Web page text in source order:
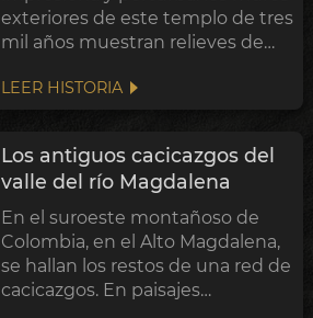
exteriores de este templo de tres
mil años muestran relieves de
probablemente sacrificios
humanos. ¿Qué cosmovisión
LEER HISTORIA
Los antiguos cacicazgos del
valle del río Magdalena
En el suroeste montañoso de
Colombia, en el Alto Magdalena,
se hallan los restos de una red de
cacicazgos. En paisajes